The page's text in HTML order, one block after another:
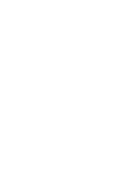
werden
beendet,
ausgeglichen,
erfüllt und
an die
statt, wenn das
Satzung oder